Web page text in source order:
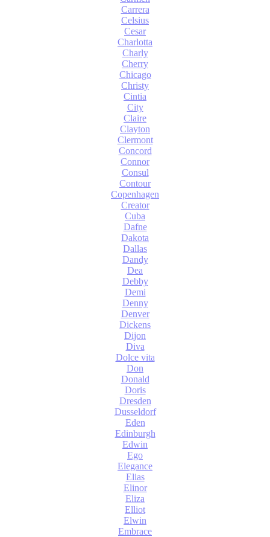
Carrera
Celsius
Cesar
Charlotta
Charly
Cherry
Chicago
Christy
Cintia
City
Claire
Clayton
Clermont
Concord
Connor
Consul
Contour
Copenhagen
Creator
Cuba
Dafne
Dakota
Dallas
Dandy
Dea
Debby
Demi
Denny
Denver
Dickens
Dijon
Diva
Dolce vita
Don
Donald
Doris
Dresden
Dusseldorf
Eden
Edinburgh
Edwin
Ego
Elegance
Elias
Elinor
Eliza
Elliot
Elwin
Embrace